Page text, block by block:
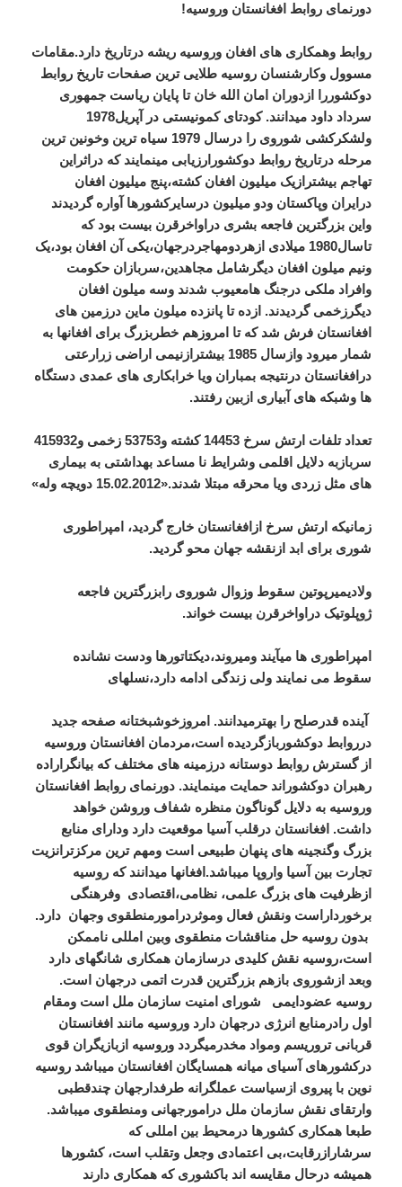
دورنمای روابط افغانستان وروسیه!
روابط وهمکاری های افغان وروسیه ریشه درتاریخ دارد.مقامات
مسوول وکارشنسان روسیه طلایی ترین صفحات تاریخ روابط
دوکشوررا ازدوران امان الله خان تا پایان ریاست جمهوری
سرداد داود میدانند. کودتای کمونیستی در آپریل1978
ولشکرکشی شوروی را درسال 1979 سیاه ترین وخونین ترین
مرحله درتاریخ روابط دوکشورارزیابی مینمایند که دراثراین
تهاجم بیشترازیک میلیون افغان کشته،پنج میلیون افغان
درایران وپاکستان ودو میلیون درسایرکشورها آواره گردیدند
واین بزرگترین فاجعه بشری دراواخرقرن بیست بود که
تاسال1980 میلادی ازهردومهاجردرجهان،یکی آن افغان بود،یک
ونیم میلون افغان دیگرشامل مجاهدین،سربازان حکومت
وافراد ملکی درجنگ هامعیوب شدند وسه میلون افغان
دیگرزخمی گردیدند. ازده تا پانزده میلون ماین درزمین های
افغانستان فرش شد که تا امروزهم خطربزرگ برای افغانها به
شمار میرود وازسال 1985 بیشترازنیمی اراضی زرارعتی
درافغانستان درنتیجه بمباران ویا خرابکاری های عمدی دستگاه
ها وشبکه های آبیاری ازبین رفتند.
تعداد تلفات ارتش سرخ 14453 کشته و53753 زخمی و415932
سربازبه دلایل اقلمی وشرایط نا مساعد بهداشتی به بیماری
های مثل زردی ویا محرقه مبتلا شدند.«15.02.2012 دویچه وله»
زمانیکه ارتش سرخ ازافغانستان خارج گردید، امپراطوری
شوری برای ابد ازنقشه جهان محو گردید.
ولادیمیرپوتین سقوط وزوال شوروی رابزرگترین فاجعه
ژوپلوتیک دراواخرقرن بیست خواند.
امپراطوری ها میآیند ومیروند،دیکتاتورها ودست نشانده
سقوط می نمایند ولی زندگی ادامه دارد،نسلهای
آینده قدرصلح را بهترمیدانند. امروزخوشبختانه صفحه جدید
درروابط دوکشوربازگردیده است،مردمان افغانستان وروسیه
از گسترش روابط دوستانه درزمینه های مختلف که بیانگراراده
رهبران دوکشوراند حمایت مینمایند. دورنمای روابط افغانستان
وروسیه به دلایل گوناگون منظره شفاف وروشن خواهد
داشت. افغانستان درقلب آسیا موقعیت دارد ودارای منابع
بزرگ وگنجینه های پنهان طبیعی است ومهم ترین مرکزترانزیت
تجارت بین آسیا واروپا میباشد.افغانها میدانند که روسیه
ازظرفیت های بزرگ علمی، نظامی،اقتصادی وفرهنگی
برخورداراست ونقش فعال وموثردرامورمنطقوی وجهان دارد.
بدون روسیه حل مناقشات منطقوی وبین امللی ناممکن
است،روسیه نقش کلیدی درسازمان همکاری شانگهای دارد
وبعد ازشوروی بازهم بزرگترین قدرت اتمی درجهان است.
روسیه عضودایمی شورای امنیت سازمان ملل است ومقام
اول رادرمنابع انرژی درجهان دارد وروسیه مانند افغانستان
قربانی تروریسم ومواد مخدرمیگردد وروسیه ازبازیگران قوی
درکشورهای آسیای میانه همسایگان افغانستان میباشد روسیه
نوین با پیروی ازسیاست عملگرانه طرفدارجهان چندقطبی
وارتقای نقش سازمان ملل درامورجهانی ومنطقوی میباشد.
طبعا همکاری کشورها درمحیط بین امللی که
سرشارازرقابت،بی اعتمادی وجعل وتقلب است، کشورها
همیشه درحال مقایسه اند باکشوری که همکاری دارند